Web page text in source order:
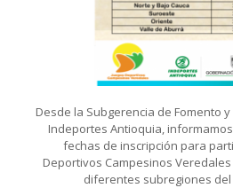
Desde la Subgerencia de Fomento
Indeportes Antioquia,
fechas de inscripción para
Deportivos Campesinos
diferentes subregiones